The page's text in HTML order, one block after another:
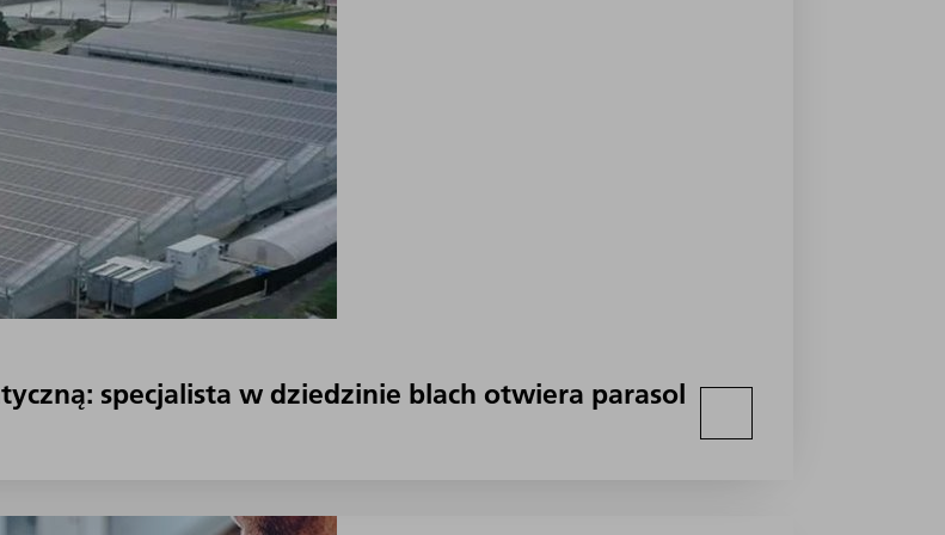
specjalista w dziedzinie blach otwiera parasol